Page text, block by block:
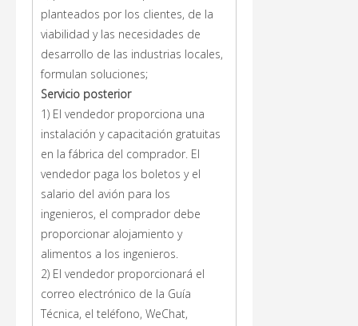
planteados por los clientes, de la
viabilidad y las necesidades de
desarrollo de las industrias locales,
formulan soluciones;
Servicio posterior
1) El vendedor proporciona una
instalación y capacitación gratuitas
en la fábrica del comprador. El
vendedor paga los boletos y el
salario del avión para los
ingenieros, el comprador debe
proporcionar alojamiento y
alimentos a los ingenieros.
2) El vendedor proporcionará el
correo electrónico de la Guía
Técnica, el teléfono, WeChat,